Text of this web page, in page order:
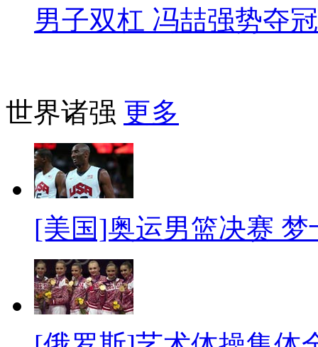
男子双杠 冯喆强势夺冠
世界诸强 更多
[美国]奥运男篮决赛